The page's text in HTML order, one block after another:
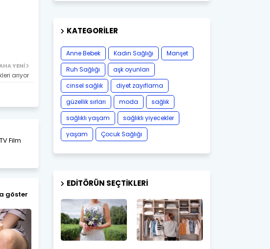
YENI
arıyor
Film
göster
KATEGORILER
Anne Bebek Kadın Sağlığı
Manşet
Ruh Sağlığı
aşk oyunları
cinsel sağlık
diyet zayıflama
güzellik sırları
moda
sağlık
sağlıklı yaşam
sağlıklı yiyecekler
yaşam
Çocuk Sağlığı
EDITÖRÜN SEÇTIKLERI